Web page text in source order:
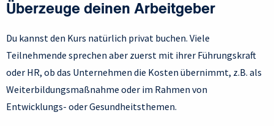
Überzeuge deinen Arbeitgeber
Du kannst den Kurs natürlich privat buchen. Viele
Teilnehmende sprechen aber zuerst mit ihrer Führungskraft
oder HR, ob das Unternehmen die Kosten übernimmt, z.B. als
Weiterbildungsmaßnahme oder im Rahmen von
Entwicklungs- oder Gesundheitsthemen.